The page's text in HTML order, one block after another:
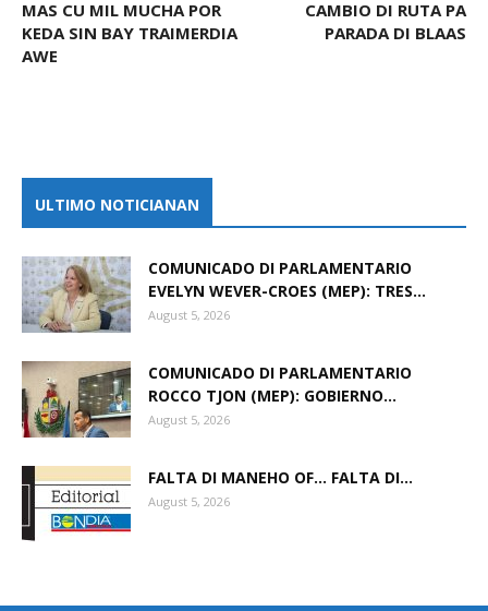
MAS CU MIL MUCHA POR
KEDA SIN BAY TRAIMERDIA
AWE
CAMBIO DI RUTA PA
PARADA DI BLAAS
ULTIMO NOTICIANAN
COMUNICADO DI PARLAMENTARIO
EVELYN WEVER-CROES (MEP): TRES...
August 5, 2026
COMUNICADO DI PARLAMENTARIO
ROCCO TJON (MEP): GOBIERNO...
August 5, 2026
FALTA DI MANEHO OF… FALTA DI...
August 5, 2026